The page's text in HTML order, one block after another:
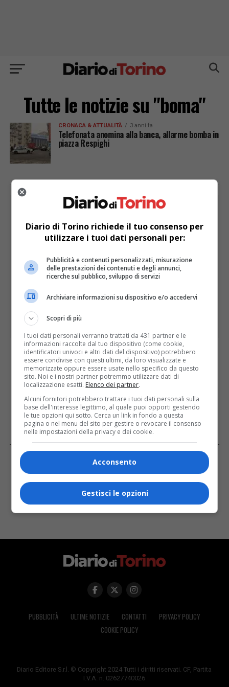
Tutte le notizie su "boma"
CRONACA & ATTUALITÀ 3 anni fa
Telefonata anomina alla banca, allarme bomba in
piazza Respighi
PUBBLICITÀ
I PIÙ LETTI ULTIME
FACEBOOK
PUBBLICITÀ ULTIME NOTIZIE CONTATTI
PRIVACY POLICY
COOKIE POLICY
Diario Editore S.r.l. © Copyright 2024 Tutti i diritti riservati. CF, Partita
I.V.A. n. 02627740026
Diario di Torino richiede il tuo consenso per
utilizzare i tuoi dati personali per:
Pubblicità e contenuti personalizzati, misurazione
delle prestazioni dei contenuti e degli annunci,
ricerche sul pubblico, sviluppo di servizi
Archiviare informazioni su dispositivo e/o accedervi
Scopri di più
I tuoi dati personali verranno trattati da 431 partner e le
informazioni raccolte dal tuo dispositivo (come cookie,
identificatori univoci e altri dati del dispositivo) potrebbero
essere condivise con questi ultimi, da loro visualizzate e
memorizzate oppure essere usate nello specifico da questo
sito. Noi e i nostri partner potremmo utilizzare dati di
localizzazione esatti. Elenco dei partner.
Alcuni fornitori potrebbero trattare i tuoi dati personali sulla
base dell'interesse legittimo, al quale puoi opporti gestendo
le tue opzioni qui sotto. Cerca un link in fondo a questa
pagina o nel menu del sito per gestire o revocare il consenso
nelle impostazioni della privacy e dei cookie.
Acconsento
Gestisci le opzioni